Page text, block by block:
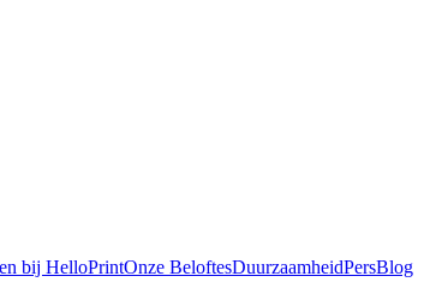
bij HelloPrintOnze BeloftesDuurzaamheidPersBlog